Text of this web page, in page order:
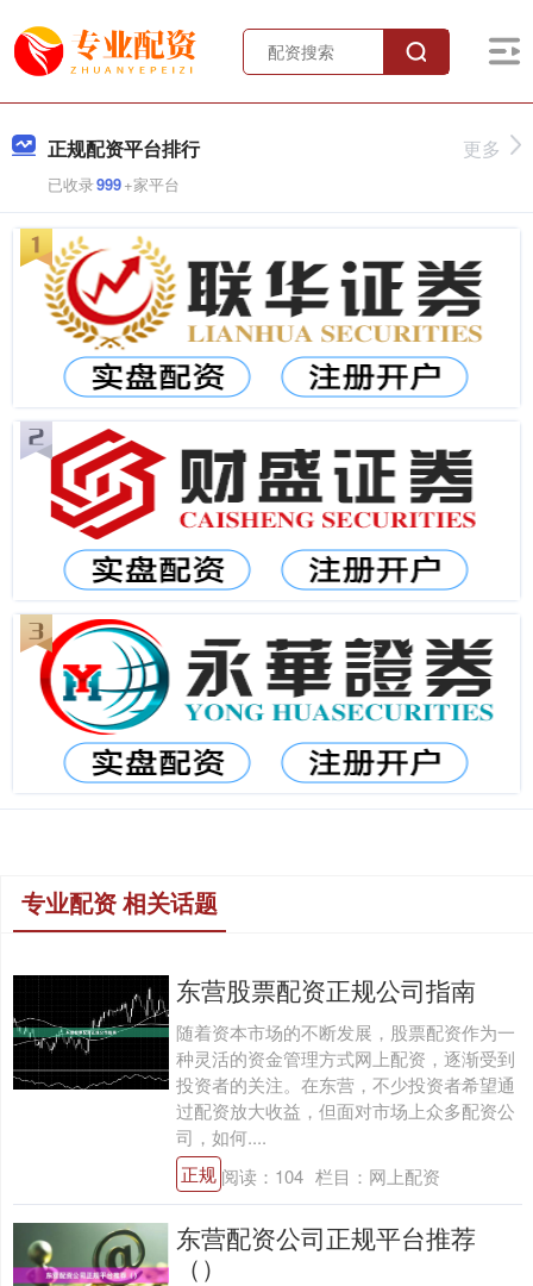
正规配资平台排行
已收录999+家平台
更多
专业配资 相关话题
东营股票配资正规公司指南
随着资本市场的不断发展，股票配资作为一
种灵活的资金管理方式网上配资，逐渐受到
投资者的关注。在东营，不少投资者希望通
过配资放大收益，但面对市场上众多配资公
司，如何....
正规 阅读： 104 栏目： 网上配资
东营配资公司正规平台推荐
（）